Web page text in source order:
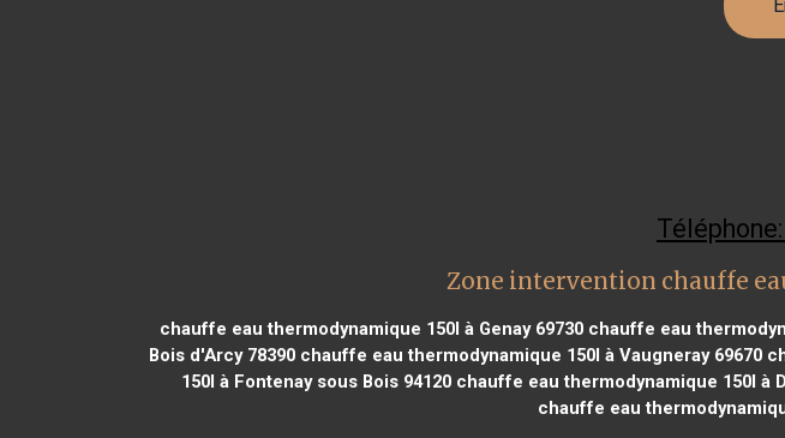
Zone intervention chauffe
chauffe eau thermodynamique 150l à Genay 69730chauffe eau
Bois d'Arcy 78390 chauffe eau thermodynamique 150l à Vaugneray 69670
150l à Fontenay sous Bois 94120chauffe eau thermodynamique 150l à
chauffe eau